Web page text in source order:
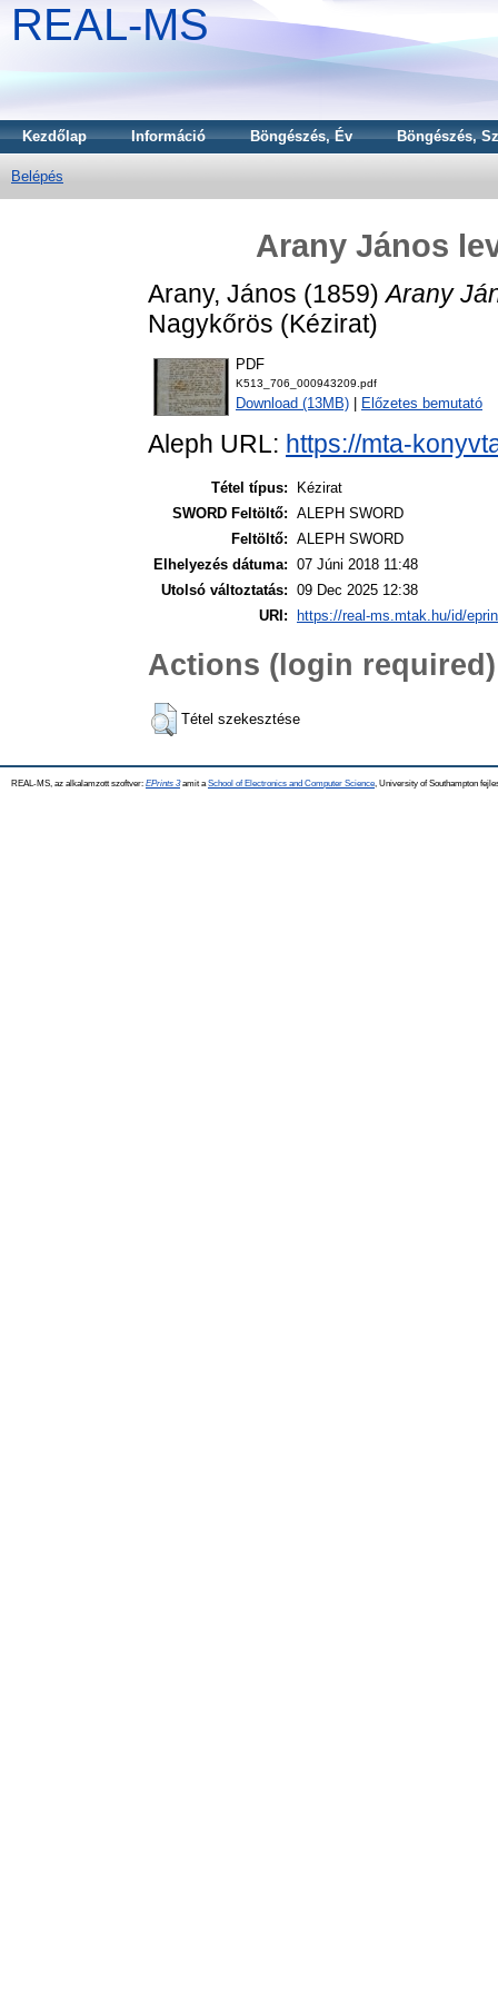
REAL-MS
Kezdőlap Információ Böngészés, Év Böngészés,
Belépés
Arany János
Arany, János (1859)Arany
Nagykőrös (Kézirat)
PDF
K513_706_000943209.pdf
Download (13MB) Előzetes bemutató
Aleph URL: https://mta-
Tétel típus:
Kézirat
SWORD Feltöltő: ALEPH SWORD
Feltöltő: ALEPH SWORD
Elhelyezés dátuma: 07 Júni 2018 11:48
Utolsó változtatás: 09 Dec 2025 12:38
URI:
https://real-ms.mtak.hu/id/
Actions (login required)
Tétel szekesztése
REAL-MS, az alkalamzott szoftver: EPrints 3amit a School of Electronics and Computer Science , University of Southampton